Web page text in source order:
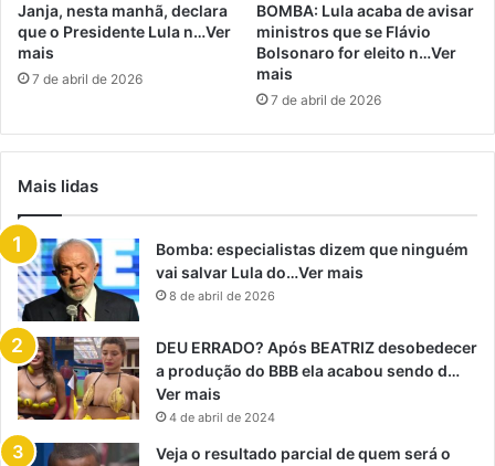
Janja, nesta manhã, declara
que o Presidente Lula n…Ver
mais
7 de abril de 2026
BOMBA: Lula acaba de avisar
ministros que se Flávio
Bolsonaro for eleito n…Ver
mais
7 de abril de 2026
Mais lidas
Bomba: especialistas dizem que ninguém
vai salvar Lula do…Ver mais
8 de abril de 2026
DEU ERRADO? Após BEATRIZ desobedecer
a produção do BBB ela acabou sendo d…
Ver mais
4 de abril de 2024
Veja o resultado parcial de quem será o